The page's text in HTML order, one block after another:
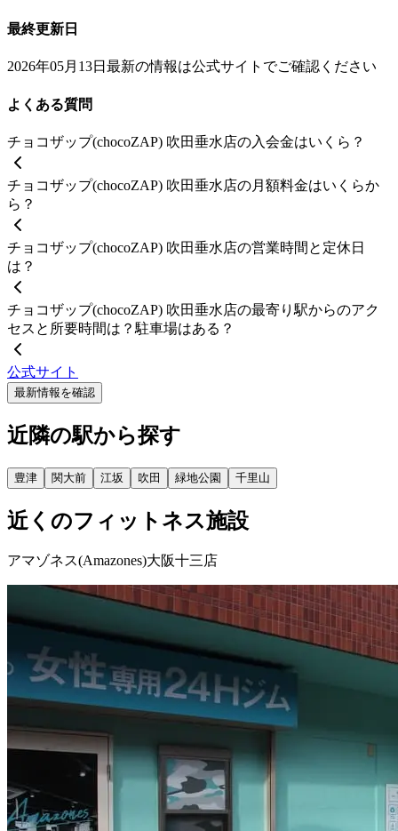
最終更新日
2026年05月13日 最新の情報は公式サイトでご確認ください
よくある質問
チョコザップ(chocoZAP) 吹田垂水店の入会金はいくら？
チョコザップ(chocoZAP) 吹田垂水店の月額料金はいくらか
ら？
チョコザップ(chocoZAP) 吹田垂水店の営業時間と定休日
は？
チョコザップ(chocoZAP) 吹田垂水店の最寄り駅からのアク
セスと所要時間は？駐車場はある？
公式サイト
最新情報を確認
近隣の駅から探す
豊津 関大前 江坂 吹田 緑地公園 千里山
近くのフィットネス施設
アマゾネス(Amazones)大阪十三店